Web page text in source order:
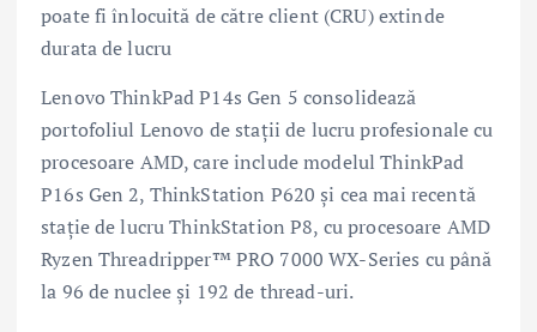
poate fi înlocuită de către client (CRU) extinde
durata de lucru
Lenovo ThinkPad P14s Gen 5 consolidează
portofoliul Lenovo de stații de lucru profesionale cu
procesoare AMD, care include modelul ThinkPad
P16s Gen 2, ThinkStation P620 și cea mai recentă
stație de lucru ThinkStation P8, cu procesoare AMD
Ryzen Threadripper™ PRO 7000 WX-Series cu până
la 96 de nuclee și 192 de thread-uri.